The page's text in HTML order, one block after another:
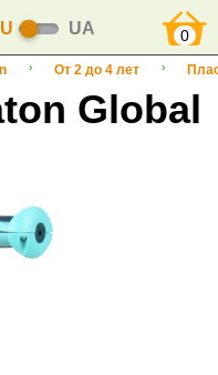
UA 0
От 2 до 4 лет
Global